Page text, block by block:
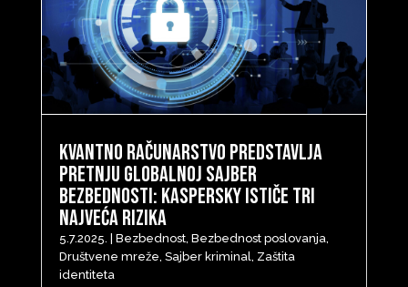
Kvantno računarstvo predstavlja
pretnju globalnoj sajber
bezbednosti: Kaspersky ističe tri
najveća rizika
5.7.2025. Bezbednost, Bezbednost poslovanja,
Društvene mreže, Sajber kriminal, Zaštita
identiteta